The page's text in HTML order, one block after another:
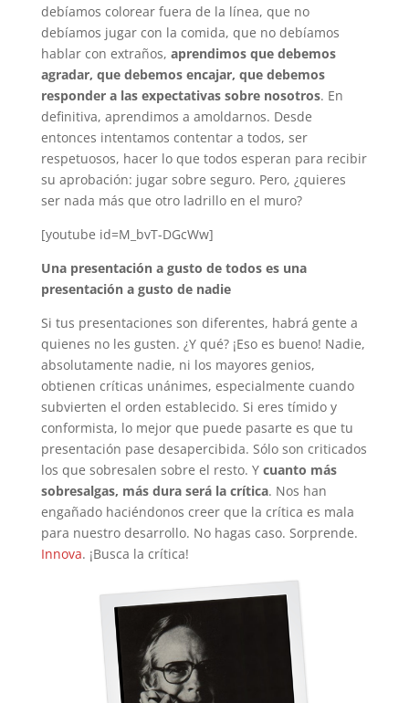
debíamos colorear fuera de la línea, que no
debíamos jugar con la comida, que no debíamos
hablar con extraños, aprendimos que debemos
agradar, que debemos encajar, que debemos
responder a las expectativas sobre nosotros. En
definitiva, aprendimos a amoldarnos. Desde
entonces intentamos contentar a todos, ser
respetuosos, hacer lo que todos esperan para recibir
su aprobación: jugar sobre seguro. Pero, ¿quieres
ser nada más que otro ladrillo en el muro?
[youtube id=M_bvT-DGcWw]
Una presentación a gusto de todos es una
presentación a gusto de nadie
Si tus presentaciones son diferentes, habrá gente a
quienes no les gusten. ¿Y qué? ¡Eso es bueno! Nadie,
absolutamente nadie, ni los mayores genios,
obtienen críticas unánimes, especialmente cuando
subvierten el orden establecido. Si eres tímido y
conformista, lo mejor que puede pasarte es que tu
presentación pase desapercibida. Sólo son criticados
los que sobresalen sobre el resto. Y cuanto más
sobresalgas, más dura será la crítica. Nos han
engañado haciéndonos creer que la crítica es mala
para nuestro desarrollo. No hagas caso. Sorprende.
Innova. ¡Busca la crítica!